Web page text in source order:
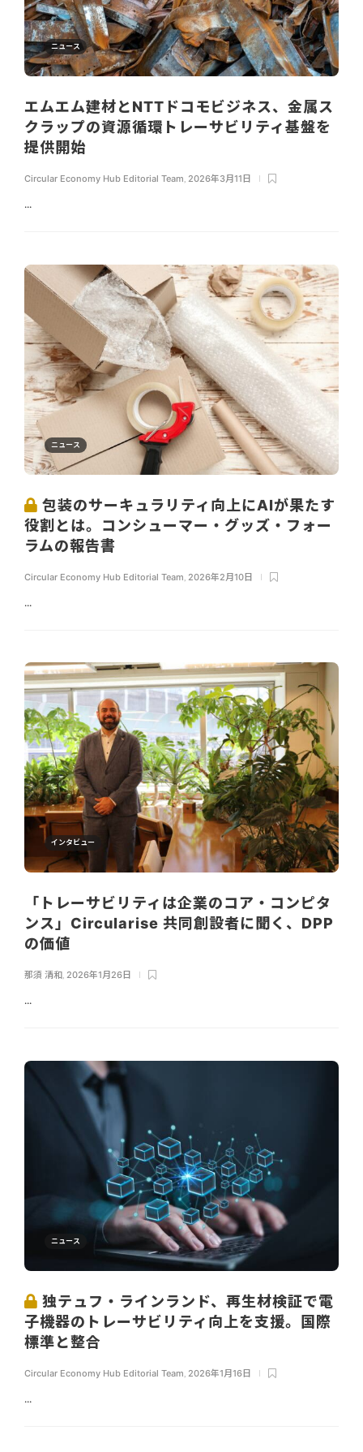
ニュース
エムエム建材とNTTドコモビジネス、金属ス
クラップの資源循環トレーサビリティ基盤を
提供開始
Circular Economy Hub Editorial Team 2026年3月11日
...
ニュース
包装のサーキュラリティ向上にAIが果たす
役割とは。コンシューマー・グッズ・フォー
ラムの報告書
Circular Economy Hub Editorial Team 2026年2月10日
...
インタビュー
「トレーサビリティは企業のコア・コンピタ
ンス」Circularise 共同創設者に聞く、DPP
の価値
那須 清和 2026年1月26日
...
ニュース
独テュフ・ラインランド、再生材検証で電
子機器のトレーサビリティ向上を支援。国際
標準と整合
Circular Economy Hub Editorial Team 2026年1月16日
...